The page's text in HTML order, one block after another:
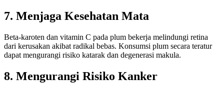
7. Menjaga Kesehatan Mata
Beta-karoten dan vitamin C pada plum bekerja melindungi retina
dari kerusakan akibat radikal bebas. Konsumsi plum secara teratur
dapat mengurangi risiko katarak dan degenerasi makula.
8. Mengurangi Risiko Kanker